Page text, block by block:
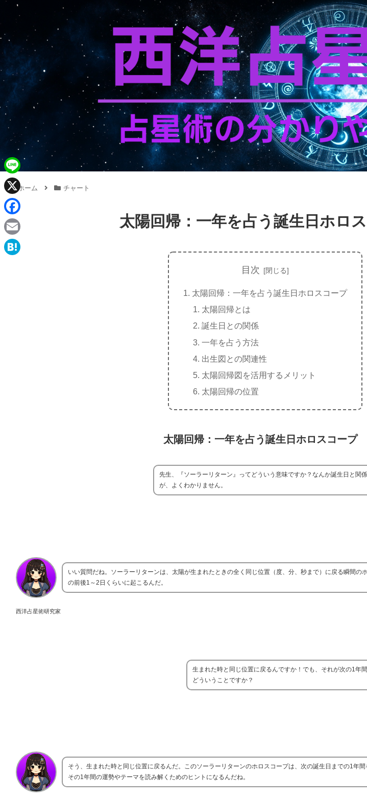
ホーム チャート
太陽回帰：一年を占う誕生日ホロ
目次
太陽回帰：一年を占う誕生日ホロスコープ
太陽回帰とは
誕生日との関係
一年を占う方法
出生図との関連性
太陽回帰図を活用するメリット
太陽回帰の位置
太陽回帰：一年を占う誕生日ホロスコープ
先生、『ソーラーリターン』ってどういう意味ですか？なんか誕生日と関
が、よくわかりません。
西洋占星術研究家
いい質問だね。ソーラーリターンは、太陽が生まれたときの全く同じ位置（度、分、秒まで）に戻る瞬間の
の前後1～2日くらいに起こるんだ。
生まれた時と同じ位置に戻るんですか！でも、それが次の1年
どういうことですか？
そう、生まれた時と同じ位置に戻るんだ。このソーラーリターンのホロスコープは、次の誕生日までの1年
その1年間の運勢やテーマを読み解くためのヒントになるんだね。
L
n
e
X
F
a
c
E